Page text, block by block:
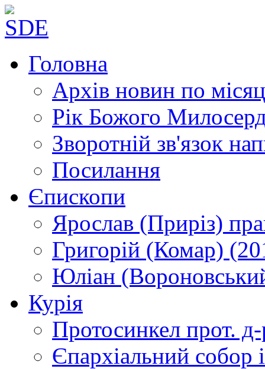
Головна
Архів новин по
Рік Божого
Зворотній зв'язок
Посилання
Єпископи
Ярослав (Приріз)
Григорій (Комар)
Юліан
Курія
Протосинкел прот.
Єпархіальний собор